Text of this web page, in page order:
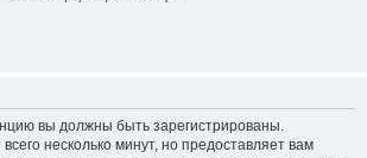
вы должны быть зарегистрированы.
несколько минут, но предоставляет вам